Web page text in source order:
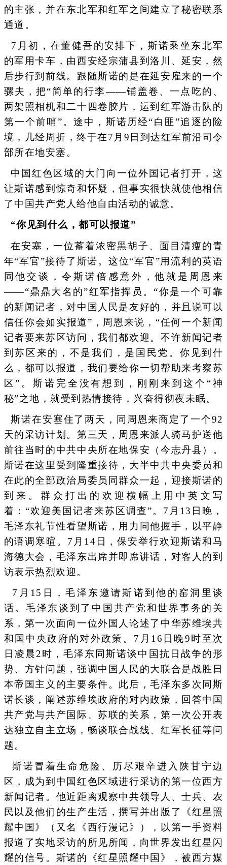
的主张，并在东北军和红军之间建立了秘密联系
通道。
7月初，在董健吾的安排下，斯诺乘坐东北军
的军用卡车，由西安经宗蒲县到洛川、延安，然
后步行到前线。跟随斯诺的是在延安雇来的一个
骡夫，把“简单的行李——铺盖卷、一点吃的、
两架照相机和二十四卷胶片，运到红军游击队的
第一个前哨”。途中，斯诺历经“白匪”追逐的险
境，几经周折，终于在7月9日到达红军前沿司令
部所在地安塞。
中国红色区域的大门向一位外国记者打开，这
让斯诺感到惊奇和怀疑，但事实很快就使他相信
了中国共产党人给他自由活动的诚意。
“你见到什么，都可以报道”
在安塞，一位蓄着浓密黑胡子、面目清瘦的青
年“军官”接待了斯诺。这位“军官”用流利的英语
同他交谈，令斯诺倍感意外，他就是周恩来
——“鼎鼎大名的”红军指挥员。“你是一个可靠
的新闻记者，对中国人民是友好的，并且说可以
信任你会如实报道”，周恩来说，“任何一个新闻
记者要来苏区访问，我们都欢迎。不许新闻记者
到苏区来的，不是我们，是国民党。你见到什
么，都可以报道，我们要给你一切帮助来考察苏
区”。斯诺完全没有想到，刚刚来到这个“神
秘”之地，就受到热情接待，兴奋得彻夜未眠。
斯诺在安塞住了两天，同周恩来商定了一个92
天的采访计划。第三天，周恩来派人骑马护送他
前往当时的中共中央所在地保安（今志丹县）。
斯诺在这里受到隆重接待，大半中共中央委员和
在此的全部政治局委员同群众一起，迎接斯诺的
到来。群众打出的欢迎横幅上用中英文写
着：“欢迎美国记者来苏区调查”。7月13日晚，
毛泽东礼节性看望斯诺，用力同他握手，以平静
的语调寒暄。7月14日，保安举行欢迎斯诺和马
海德大会，毛泽东出席并即席讲话，对客人的到
访表示热烈欢迎。
7月15日，毛泽东邀请斯诺到他的窑洞里谈
话。毛泽东谈到了中国共产党和世界事务的关
系，第一次面向一位外国人论述了中华苏维埃共
和国中央政府的对外政策。7月16日晚9时至次
日凌晨2时，毛泽东同斯诺谈中国抗日战争的形
势、方针问题，强调中国人民的大联合是战胜日
本帝国主义的主要条件。此后，毛泽东多次同斯
诺长谈，阐述苏维埃政府的对内政策，回答中国
共产党与共产国际、苏联的关系，第一次公开表
达独立自主立场，畅谈联合战线、红军长征等问
题。
斯诺冒着生命危险、历尽艰辛进入陕甘宁边
区，成为到中国红色区域进行采访的第一位西方
新闻记者。他近距离观察中共领导人、士兵、农
民以及他们的生产生活，撰写并出版了《红星照
耀中国》（又名《西行漫记》），以第一手资料
报道了实地采访的所见所闻，向世界发出红星闪
耀的信号。斯诺的《红星照耀中国》，被西方媒